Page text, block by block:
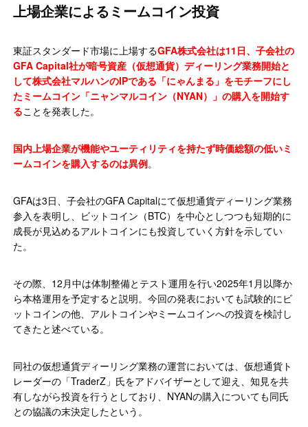
上場企業によるミームコイン投資
東証スタンダード市場に上場するGFA株式会社は11日、子会社の
GFA Capital社が暗号資産（仮想通貨）ディーリング業務開始と
して株式会社マルハンのIPである「にゃんまる」をモチーフにし
たミームコイン「ニャンマルコイン（NYAN）」の購入を開始す
ることを発表した。
国内上場企業が機能やユーティリティを持たず時価総額の低いミ
ームコインを購入するのは異例。
GFAは3日、子会社のGFA Capitalにて仮想通貨ディーリング業務
参入を表明し、ビットコイン（BTC）を中心としつつも短期的に
成長が見込めるアルトコインにも投資していく方針を示してい
た。
その際、12月中は体制整備とテスト運用を行い2025年1月以降か
ら本格運用を予定すると説明。今回の発表においても試験的にビ
ットコインの他、アルトコインやミームコインへの投資を検討し
てきたと述べている。
同社の仮想通貨ディーリング業務の運営においては、仮想通貨ト
レーダーの「TraderZ」氏をアドバイザーとして迎え、知見を共
有しながら投資を行うとしており、NYANの購入についても同氏
との協議の末決定したという。